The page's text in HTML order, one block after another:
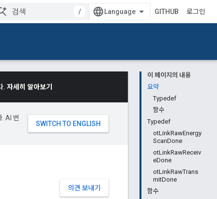
/ GITHUB 로그인
이 페이지의 내용
요약
Typedef
함수
Typedef
otLinkRawEnergy
ScanDone
otLinkRawReceiv
eDone
otLinkRawTrans
mitDone
함수
. 자세히 알아보기
AI 번
의견 보내기